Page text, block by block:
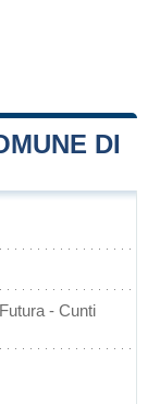
DI
- Cunti